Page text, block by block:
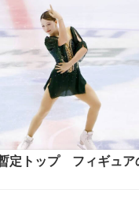
定トップ フィギュア